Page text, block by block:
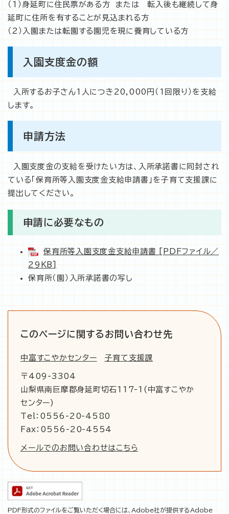
（1）身延町に住民票がある方 または 転入後も継続して身
延町に住所を有することが見込まれる方
（2）入園または転園する園児を現に養育している方
入園支度金の額
入所するお子さん1人につき20,000円（1回限り）を支給
します。
申請方法
入園支度金の支給を受けたい方は、入所承諾書に同封され
ている「保育所等入園支度金支給申請書」を子育て支援課に
提出してください。
申請に必要なもの
保育所等入園支度金支給申請書 [PDFファイル／
29KB]
保育所（園）入所承諾書の写し
このページに関するお問い合わせ先
中富すこやかセンター 子育て支援課
〒409-3304
山梨県南巨摩郡身延町切石117-1(中富すこやか
センター)
Tel：0556-20-4580
Fax：0556-20-4554
メールでのお問い合わせはこちら
PDF形式のファイルをご覧いただく場合には、Adobe社が提供するAdobe